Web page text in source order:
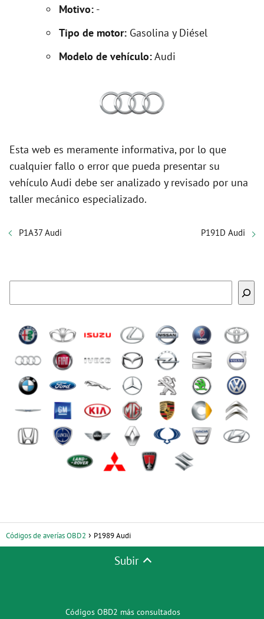
Motivo: -
Tipo de motor: Gasolina y Diésel
Modelo de vehículo:Audi
Esta web es meramente informativa, por lo que
cualquier fallo o error que pueda presentar su
vehículo Audi debe ser analizado y revisado por una
taller mecánico especializado.
P1A37 Audi P191D Audi
Códigos de averías OBD2 P1989 Audi
Subir
Códigos OBD2 más consultados